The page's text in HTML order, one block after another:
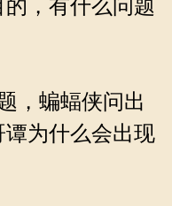
，有什么问题
，蝙蝠侠问出
为什么会出现